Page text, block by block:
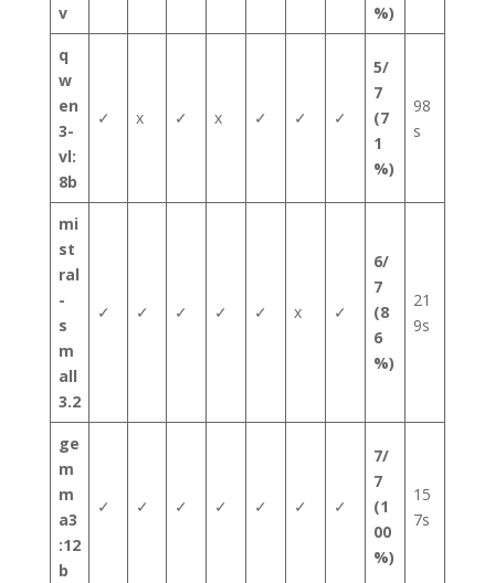
v
%)
q
w
en
3-
vl:
8b
✓ x ✓ x ✓ ✓ ✓
5/
7
(7
1
%)
98
s
mi
st
ral
-
s
m
all
3.2
✓ ✓ ✓ ✓ ✓ x ✓
6/
7
(8
6
%)
21
9s
ge
m
m
a3
:12
b
✓ ✓ ✓ ✓ ✓ ✓ ✓
7/
7
(1
00
%)
15
7s